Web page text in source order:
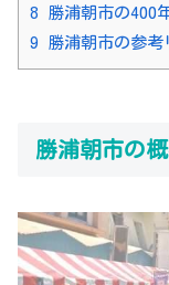
8 勝浦朝市の400
9 勝浦朝市の参考
勝浦朝市の